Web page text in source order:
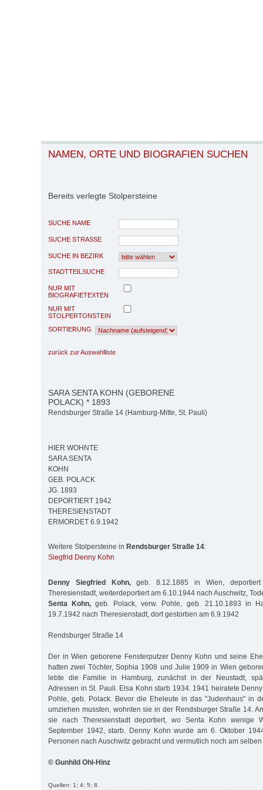
NAMEN, ORTE UND BIOGRAFIEN SUCHEN
Bereits verlegte Stolpersteine
SUCHE NAME
SUCHE STRASSE
SUCHE IN BEZIRK
STADTTEILSUCHE
NUR MIT
BIOGRAFIETEXTEN
NUR MIT
STOLPERTONSTEIN
SORTIERUNG
zurück zur Auswahlliste
SARA SENTA KOHN (GEBORENE
POLACK) * 1893
Rendsburger Straße 14 (Hamburg-Mitte, St. Pauli)
HIER WOHNTE
SARA SENTA
KOHN
GEB. POLACK
JG. 1893
DEPORTIERT 1942
THERESIENSTADT
ERMORDET 6.9.1942
Weitere Stolpersteine in Rendsburger Straße 14:
Siegfrid Denny Kohn
Denny Siegfried Kohn,geb. 8.12.1885 in Wien, deportiert
Theresienstadt, weiterdeportiert am 6.10.1944 nach Auschwitz,
Senta Kohn, geb. Polack, verw. Pohle, geb. 21.10.1893 in
19.7.1942 nach Theresienstadt, dort gestorben am 6.9.1942
Rendsburger Straße 14
Der in Wien geborene Fensterputzer Denny Kohn und seine
hatten zwei Töchter, Sophia 1908 und Julie 1909 in Wien
lebte die Familie in Hamburg, zunächst in der Neustadt,
Adressen in St. Pauli. Elsa Kohn starb 1934. 1941 heiratete
Pohle, geb. Polack. Bevor die Eheleute in das "Judenhaus" in
umziehen mussten, wohnten sie in der Rendsburger Straße 14.
sie nach Theresienstadt deportiert, wo Senta Kohn wenige
September 1942, starb. Denny Kohn wurde am 6. Oktober
Personen nach Auschwitz gebracht und vermutlich noch am
© Gunhild Ohl-Hinz
Quellen: 1; 4; 5; 8.